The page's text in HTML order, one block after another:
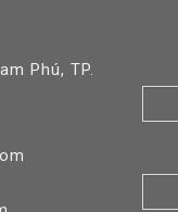
Phú, TP.